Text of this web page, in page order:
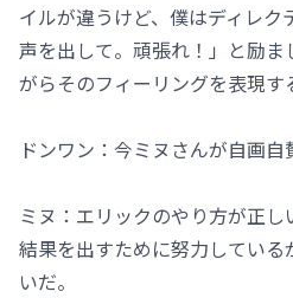
イルが違うけど、僕はディレク
声を出して。頑張れ！」と励
がらそのフィーリングを表現す
ドンワン：今ミヌさんが自画
ミヌ：エリックのやり方が正
結果を出すために努力してい
いだ。